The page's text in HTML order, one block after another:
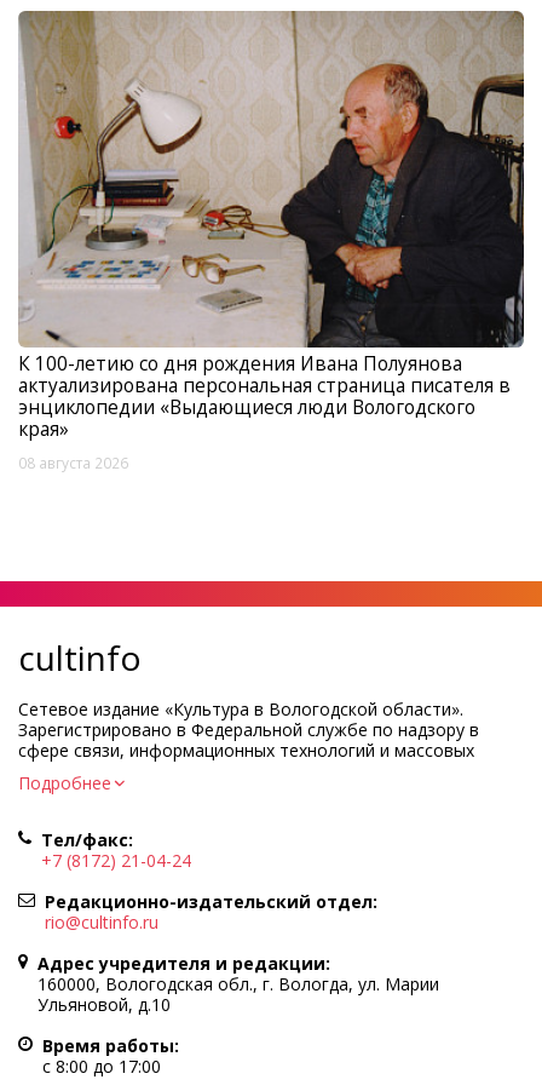
К 100-летию со дня рождения Ивана Полуянова
актуализирована персональная страница писателя в
энциклопедии «Выдающиеся люди Вологодского
края»
08 августа 2026
cultinfo
Сетевое издание «Культура в Вологодской области».
Зарегистрировано в Федеральной службе по надзору в
сфере связи, информационных технологий и массовых
коммуникаций.
Регистрационный номер и дата принятия решения о
Учредитель КУ ВО «Информационно-аналитический центр
культуры»
Адрес учредителя и редакции: 160000, Вологодская обл., г.
Вологда, ул. Марии Ульяновой, д.10
Главный редактор — Легчанова Елена Григорьевна
Политика в отношении обработки персональных данных
При полном или частичном использовании информации
портала гиперссылка на cultinfo.ru обязательна.
Редакция не несет ответственности за достоверность
информации, содержащейся в рекламных объявлениях.
Подробнее
Тел/факс:
+7 (8172) 21-04-24
Редакционно-издательский отдел:
rio@cultinfo.ru
Адрес учредителя и редакции:
160000, Вологодская обл., г. Вологда, ул. Марии
Ульяновой, д.10
Время работы:
с 8:00 до 17:00